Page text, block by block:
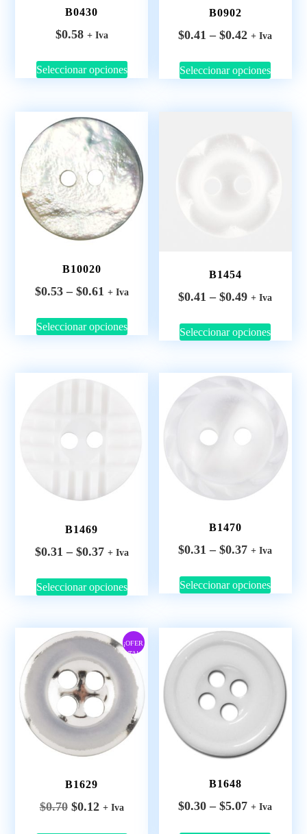
B0430
$0.58 + Iva
Seleccionar opciones
B0902
$0.41 – $0.42 + Iva
Seleccionar opciones
B10020
$0.53 – $0.61 + Iva
Seleccionar opciones
B1454
$0.41 – $0.49 + Iva
Seleccionar opciones
B1469
$0.31 – $0.37 + Iva
Seleccionar opciones
B1470
$0.31 – $0.37 + Iva
Seleccionar opciones
¡OFER
TA!
B1629
$0.70 $0.12 + Iva
B1648
$0.30 – $5.07 + Iva